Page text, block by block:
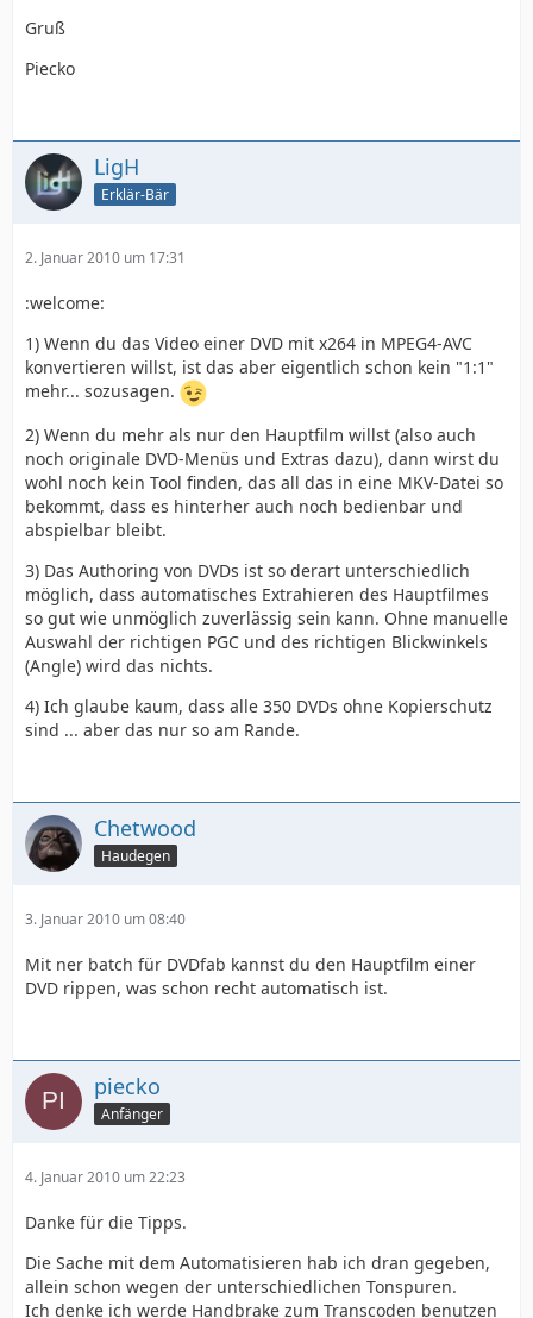
Gruß
Piecko
LigH
Erklär-Bär
2. Januar 2010 um 17:31
:welcome:
1) Wenn du das Video einer DVD mit x264 in MPEG4-AVC
konvertieren willst, ist das aber eigentlich schon kein "1:1"
mehr... sozusagen.
2) Wenn du mehr als nur den Hauptfilm willst (also auch
noch originale DVD-Menüs und Extras dazu), dann wirst du
wohl noch kein Tool finden, das all das in eine MKV-Datei so
bekommt, dass es hinterher auch noch bedienbar und
abspielbar bleibt.
3) Das Authoring von DVDs ist so derart unterschiedlich
möglich, dass automatisches Extrahieren des Hauptfilmes
so gut wie unmöglich zuverlässig sein kann. Ohne manuelle
Auswahl der richtigen PGC und des richtigen Blickwinkels
(Angle) wird das nichts.
4) Ich glaube kaum, dass alle 350 DVDs ohne Kopierschutz
sind ... aber das nur so am Rande.
Chetwood
Haudegen
3. Januar 2010 um 08:40
Mit ner batch für DVDfab kannst du den Hauptfilm einer
DVD rippen, was schon recht automatisch ist.
piecko
Anfänger
4. Januar 2010 um 22:23
Danke für die Tipps.
Die Sache mit dem Automatisieren hab ich dran gegeben,
allein schon wegen der unterschiedlichen Tonspuren.
Ich denke ich werde Handbrake zum Transcoden benutzen